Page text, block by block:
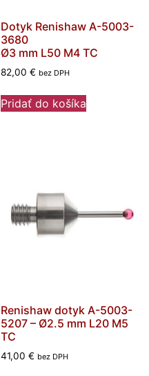
Dotyk Renishaw A-5003-
3680
Ø3 mm L50 M4 TC
82,00 € bez DPH
Pridať do košíka
Renishaw dotyk A-5003-
5207 – Ø2.5 mm L20 M5
TC
41,00 € bez DPH